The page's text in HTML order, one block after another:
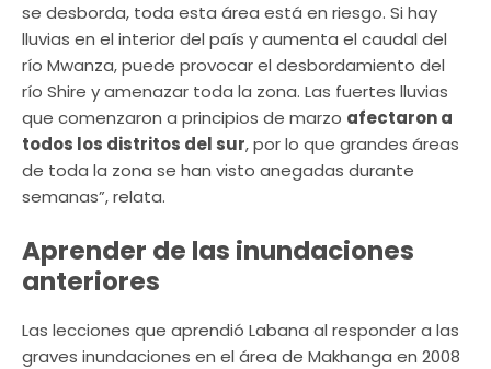
se desborda, toda esta área está en riesgo. Si hay
lluvias en el interior del país y aumenta el caudal del
río Mwanza, puede provocar el desbordamiento del
río Shire y amenazar toda la zona. Las fuertes lluvias
que comenzaron a principios de marzo afectaron a
todos los distritos del sur, por lo que grandes áreas
de toda la zona se han visto anegadas durante
semanas”, relata.
Aprender de las inundaciones
anteriores
Las lecciones que aprendió Labana al responder a las
graves inundaciones en el área de Makhanga en 2008